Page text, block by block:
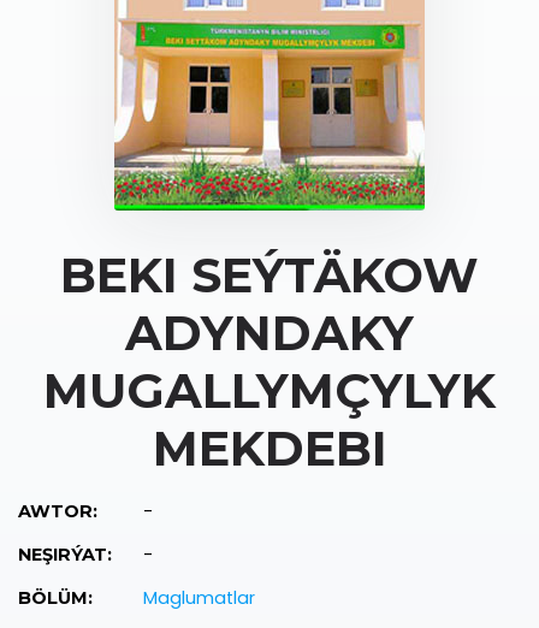
BEKI SEÝTÄKOW
ADYNDAKY
MUGALLYMÇYLYK
MEKDEBI
AWTOR: -
NEŞIRÝAT: -
BÖLÜM: Maglumatlar